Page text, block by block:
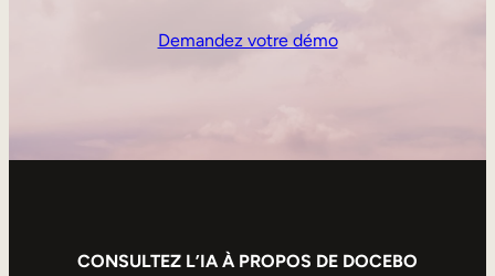
Demandez votre démo
CONSULTEZ L’IA À PROPOS DE DOCEBO